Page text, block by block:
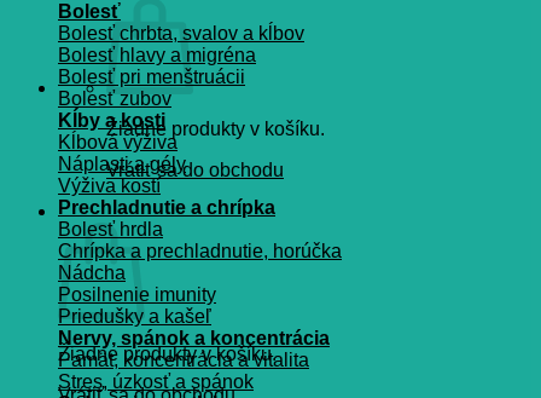
Žiadne produkty v košíku.
Vrátiť sa do obchodu
Košík
Žiadne produkty v košíku.
Bolesť
Bolesť chrbta, svalov a kĺbov
Bolesť hlavy a migréna
Bolesť pri menštruácii
Bolesť zubov
Kĺby a kosti
Kĺbová výživa
Náplasti a gély
Výživa kostí
Prechladnutie a chrípka
Bolesť hrdla
Chrípka a prechladnutie, horúčka
Nádcha
Posilnenie imunity
Priedušky a kašeľ
Nervy, spánok a koncentrácia
Pamät, koncentrácia a vitalita
Stres, úzkosť a spánok